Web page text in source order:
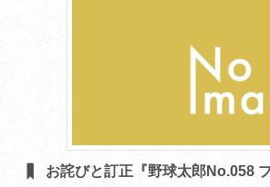
お詫びと訂正『野球太郎No.058